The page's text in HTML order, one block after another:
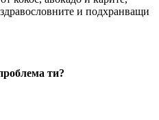
и подхранващи
ти?